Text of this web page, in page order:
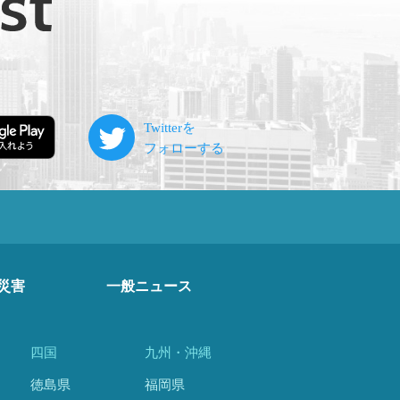
害 一般ニュース
四国
徳島県
九州・沖縄
福岡県